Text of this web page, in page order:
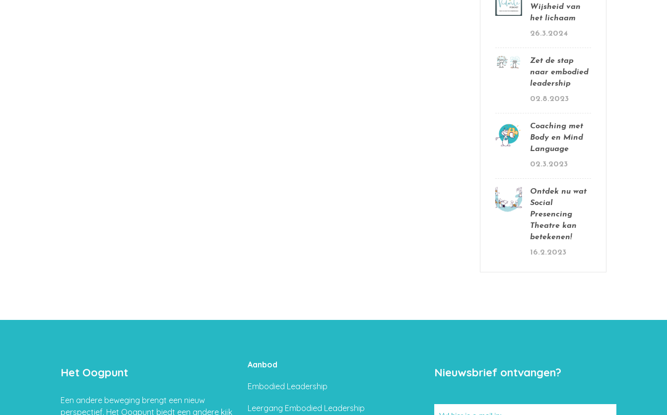
Wijsheid van
het lichaam
26.3.2024
Zet de stap
naar embodied
leadership
02.8.2023
Coaching met
Body en Mind
Language
02.3.2023
Ontdek nu wat
Social
Presencing
Theatre kan
betekenen!
16.2.2023
Het Oogpunt
Een andere beweging brengt een nieuw
perspectief. Het Oogpunt biedt een andere kijk
Aanbod
Embodied Leadership
Leergang Embodied Leadership
Nieuwsbrief ontvangen?